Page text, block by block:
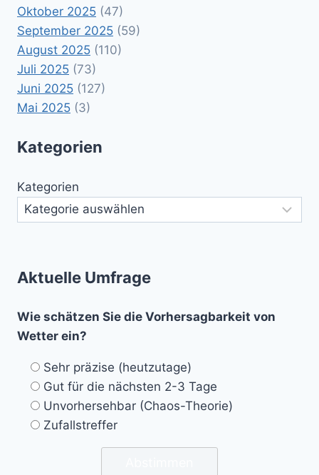
Oktober 2025 (47)
September 2025 (59)
August 2025 (110)
Juli 2025 (73)
Juni 2025 (127)
Mai 2025 (3)
Kategorien
Kategorien
Aktuelle Umfrage
Wie schätzen Sie die Vorhersagbarkeit von
Wetter ein?
Sehr präzise (heutzutage)
Gut für die nächsten 2-3 Tage
Unvorhersehbar (Chaos-Theorie)
Zufallstreffer